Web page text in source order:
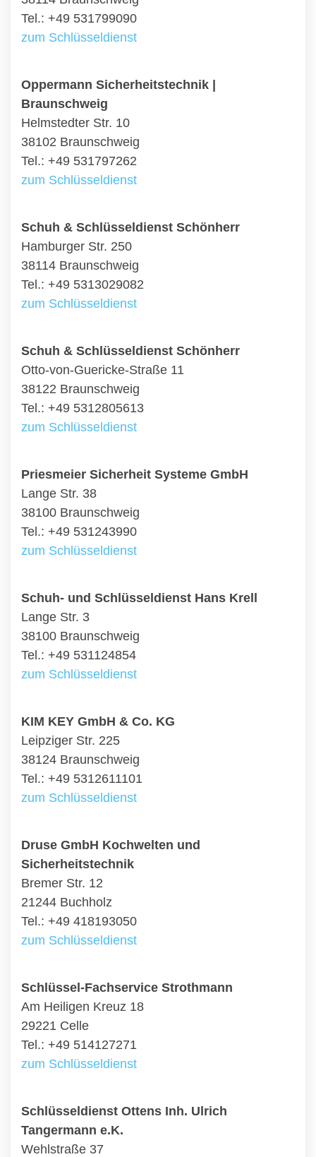
Tel.: +49 531799090
zum Schlüsseldienst
Oppermann Sicherheitstechnik |
Braunschweig
Helmstedter Str. 10
38102 Braunschweig
Tel.: +49 531797262
zum Schlüsseldienst
Schuh & Schlüsseldienst Schönherr
Hamburger Str. 250
38114 Braunschweig
Tel.: +49 5313029082
zum Schlüsseldienst
Schuh & Schlüsseldienst Schönherr
Otto-von-Guericke-Straße 11
38122 Braunschweig
Tel.: +49 5312805613
zum Schlüsseldienst
Priesmeier Sicherheit Systeme GmbH
Lange Str. 38
38100 Braunschweig
Tel.: +49 531243990
zum Schlüsseldienst
Schuh- und Schlüsseldienst Hans Krell
Lange Str. 3
38100 Braunschweig
Tel.: +49 531124854
zum Schlüsseldienst
KIM KEY GmbH & Co. KG
Leipziger Str. 225
38124 Braunschweig
Tel.: +49 5312611101
zum Schlüsseldienst
Druse GmbH Kochwelten und
Sicherheitstechnik
Bremer Str. 12
21244 Buchholz
Tel.: +49 418193050
zum Schlüsseldienst
Schlüssel-Fachservice Strothmann
Am Heiligen Kreuz 18
29221 Celle
Tel.: +49 514127271
zum Schlüsseldienst
Schlüsseldienst Ottens Inh. Ulrich
Tangermann e.K.
Wehlstraße 37